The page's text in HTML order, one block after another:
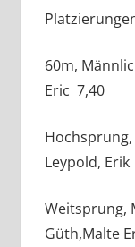
60m,
Eric 7,40
Hochsprung,
Leypold,
Weitsprung,
Güth,Malte